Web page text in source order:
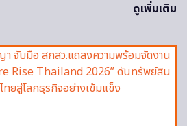
ดูเพิ่มเติม